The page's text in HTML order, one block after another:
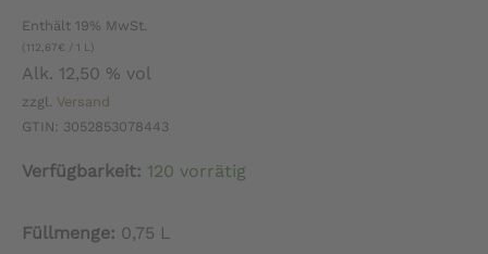
Enthält 19% MwSt.
(112,67€ / 1 L)
Alk. 12,50 % vol
zzgl. Versand
GTIN: 3052853078443
Verfügbarkeit: 120 vorrätig
Füllmenge: 0,75 L